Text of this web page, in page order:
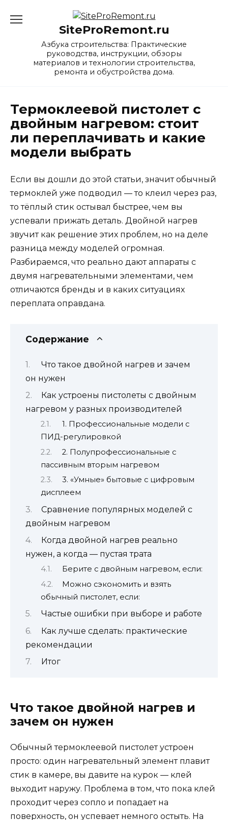
SiteProRemont.ru
Азбука строительства: Практические
руководства, инструкции, обзоры
материалов и технологии строительства,
ремонта и обустройства дома.
Термоклеевой пистолет с
двойным нагревом: стоит
ли переплачивать и какие
модели выбрать
Если вы дошли до этой статьи, значит обычный
термоклей уже подводил — то клеил через раз,
то тёплый стик остывал быстрее, чем вы
успевали прижать деталь. Двойной нагрев
звучит как решение этих проблем, но на деле
разница между моделей огромная.
Разбираемся, что реально дают аппараты с
двумя нагревательными элементами, чем
отличаются бренды и в каких ситуациях
переплата оправдана.
Содержание
Что такое двойной нагрев и зачем
он нужен
Как устроены пистолеты с двойным
нагревом у разных производителей
1. Профессиональные модели с
ПИД-регулировкой
2. Полупрофессиональные с
пассивным вторым нагревом
3. «Умные» бытовые с цифровым
дисплеем
Сравнение популярных моделей с
двойным нагревом
Когда двойной нагрев реально
нужен, а когда — пустая трата
Берите с двойным нагревом, если:
Можно сэкономить и взять
обычный пистолет, если:
Частые ошибки при выборе и работе
Как лучше сделать: практические
рекомендации
Итог
Что такое двойной нагрев и
зачем он нужен
Обычный термоклеевой пистолет устроен
просто: один нагревательный элемент плавит
стик в камере, вы давите на курок — клей
выходит наружу. Проблема в том, что пока клей
проходит через сопло и попадает на
поверхность, он успевает немного остыть. На